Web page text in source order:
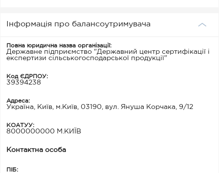
Інформація про балансоутримувача
Повна юридична назва організації:
Державне підприємство "Державний центр сертифікації і
експертизи сільськогосподарської продукції"
Код ЄДРПОУ:
39394238
Адреса:
Україна, Київ, м.Київ, 03190, вул. Януша Корчака, 9/12
КОАТУУ:
8000000000 М.КИЇВ
Контактна особа
ПІБ: